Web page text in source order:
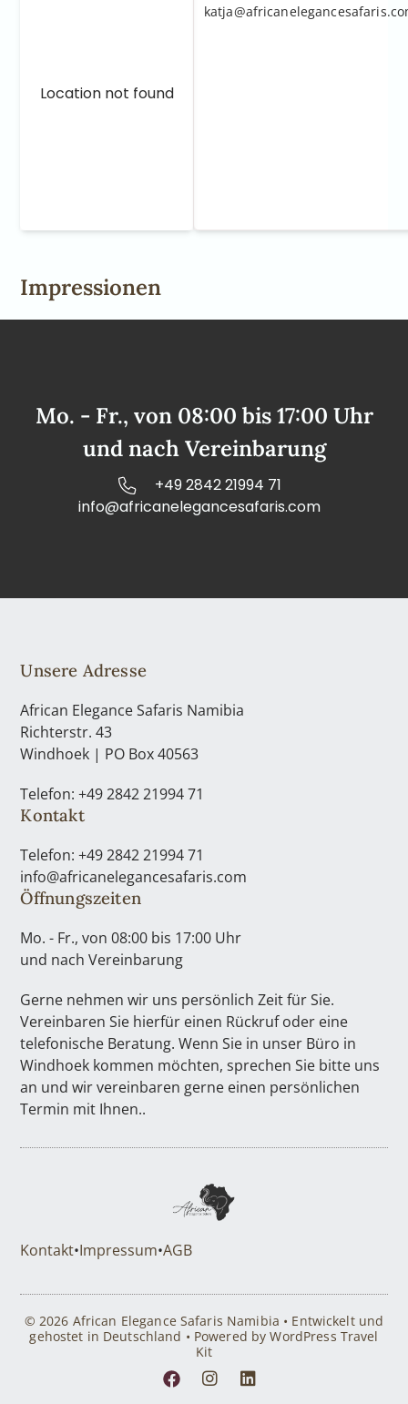
Location not found
Impressionen
Mo. - Fr., von 08:00 bis 17:00 Uhr
und nach Vereinbarung
+49 2842 21994 71
info@africanelegancesafaris.com
Unsere Adresse
African Elegance Safaris Namibia
Richterstr. 43
Windhoek | PO Box 40563
Telefon: +49 2842 21994 71
Kontakt
Telefon: +49 2842 21994 71
info@africanelegancesafaris.com
Öffnungszeiten
Mo. - Fr., von 08:00 bis 17:00 Uhr
und nach Vereinbarung
Gerne nehmen wir uns persönlich Zeit für Sie.
Vereinbaren Sie hierfür einen Rückruf oder eine
telefonische Beratung. Wenn Sie in unser Büro in
Windhoek kommen möchten, sprechen Sie bitte uns
an und wir vereinbaren gerne einen persönlichen
Termin mit Ihnen..
Kontakt•Impressum•AGB
© 2026 African Elegance Safaris Namibia • Entwickelt und
gehostet in Deutschland • Powered by WordPress Travel
Kit